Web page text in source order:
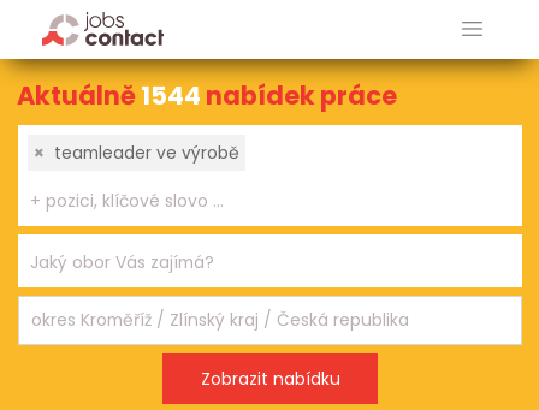
Aktuálně1544 nabídek práce
× teamleader ve výrobě